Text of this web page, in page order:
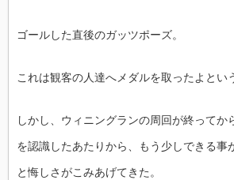
ゴールした直後のガッツポーズ。
これは観客の人達へメダルを取ったよとい
しかし、ウィニングランの周回が終ってか
を認識したあたりから、もう少しできる事
と悔しさがこみあげてきた。